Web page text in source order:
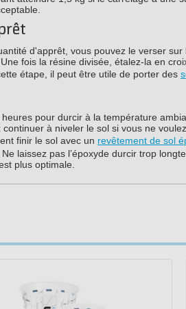
d'apprêt, vous pouvez le verser
fois la résine divisée, étalez-la en
étape, il peut être utile de porter des
pour durcir à la température
à niveler le sol si vous ne
finir le sol avec un revêtement de sol
laissez pas l’époxyde durcir trop
plus optimale.